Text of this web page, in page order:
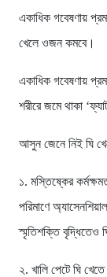
একাধিক গবেষণায়
খেলে ওজন কমবে।
একাধিক গবেষণায়
শরীরে জমে থাকা
আসুন জেনে নিই ঘি
১. মস্তিষ্কের
পরিমাণে
স্মৃতিশক্তি বৃদ্ধিতেও
২. খালি পেটে ঘি